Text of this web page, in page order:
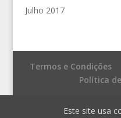
Julho 2017
Termos e Condições
Política
© Fronteira do Caos -
Este site usa